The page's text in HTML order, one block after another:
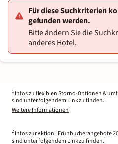
Für diese Suchkriterien
gefunden werden.
Bitte ändern Sie die
anderes Hotel.
1 Infos zu flexiblen Storno-Optionen &
sind unter folgendem Link zu finden.
Weitere Informationen
2 Infos zur Aktion "Frühbucherangebote
sind unter folgendem Link zu finden.